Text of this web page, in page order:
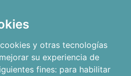
y otras tecnologías
su experiencia de
fines: para habilitar